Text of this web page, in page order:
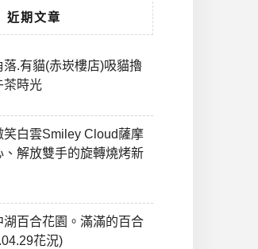
近期文章
.有貓(赤崁樓店)吸貓擼
茶時光
笑白雲Smiley Cloud薩摩
解放雙手的旋轉燒烤新
百合花園。滿滿的百合
花況)